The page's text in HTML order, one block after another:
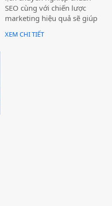
SEO cùng với chiến lược
marketing hiệu quả sẽ giúp
doanh nghiệp của bạn gia
tăng doanh số bán hàng
XEM CHI TIẾT